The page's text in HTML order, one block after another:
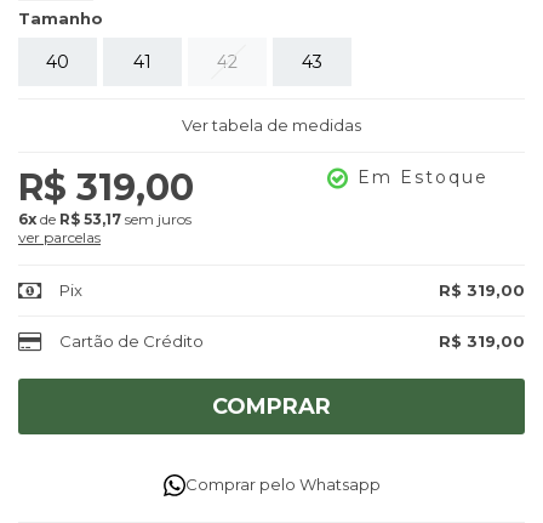
Tamanho
40 41 42 43
Ver tabela de medidas
R$ 319,00
6x de R$ 53,17 sem juros
ver parcelas
Em Estoque
Pix R$ 319,00
Cartão de Crédito R$ 319,00
COMPRAR
Comprar pelo Whatsapp